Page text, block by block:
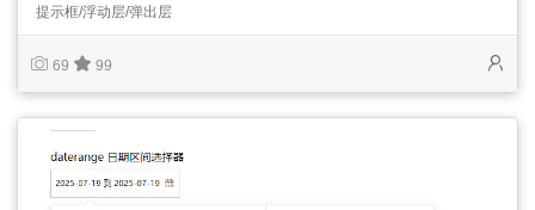
提示框/浮动层/弹出层
69 99